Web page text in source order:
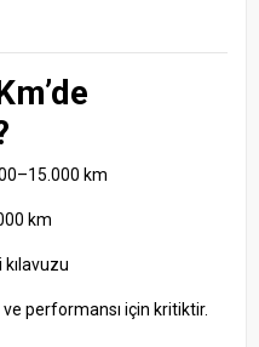
km
km
performansı için kritiktir.